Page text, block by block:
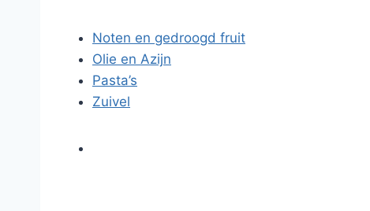
Noten en gedroogd fruit
Olie en Azijn
Pasta’s
Zuivel